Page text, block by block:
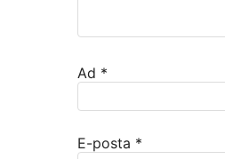
Ad *
E-posta *